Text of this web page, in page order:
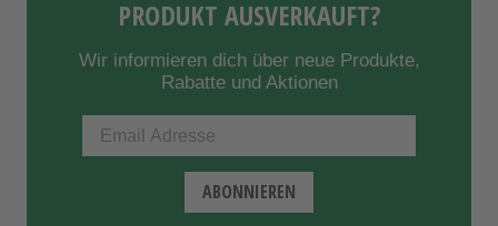
PRODUKT AUSVERKAUFT?
Wir informieren dich über neue Produkte,
Rabatte und Aktionen